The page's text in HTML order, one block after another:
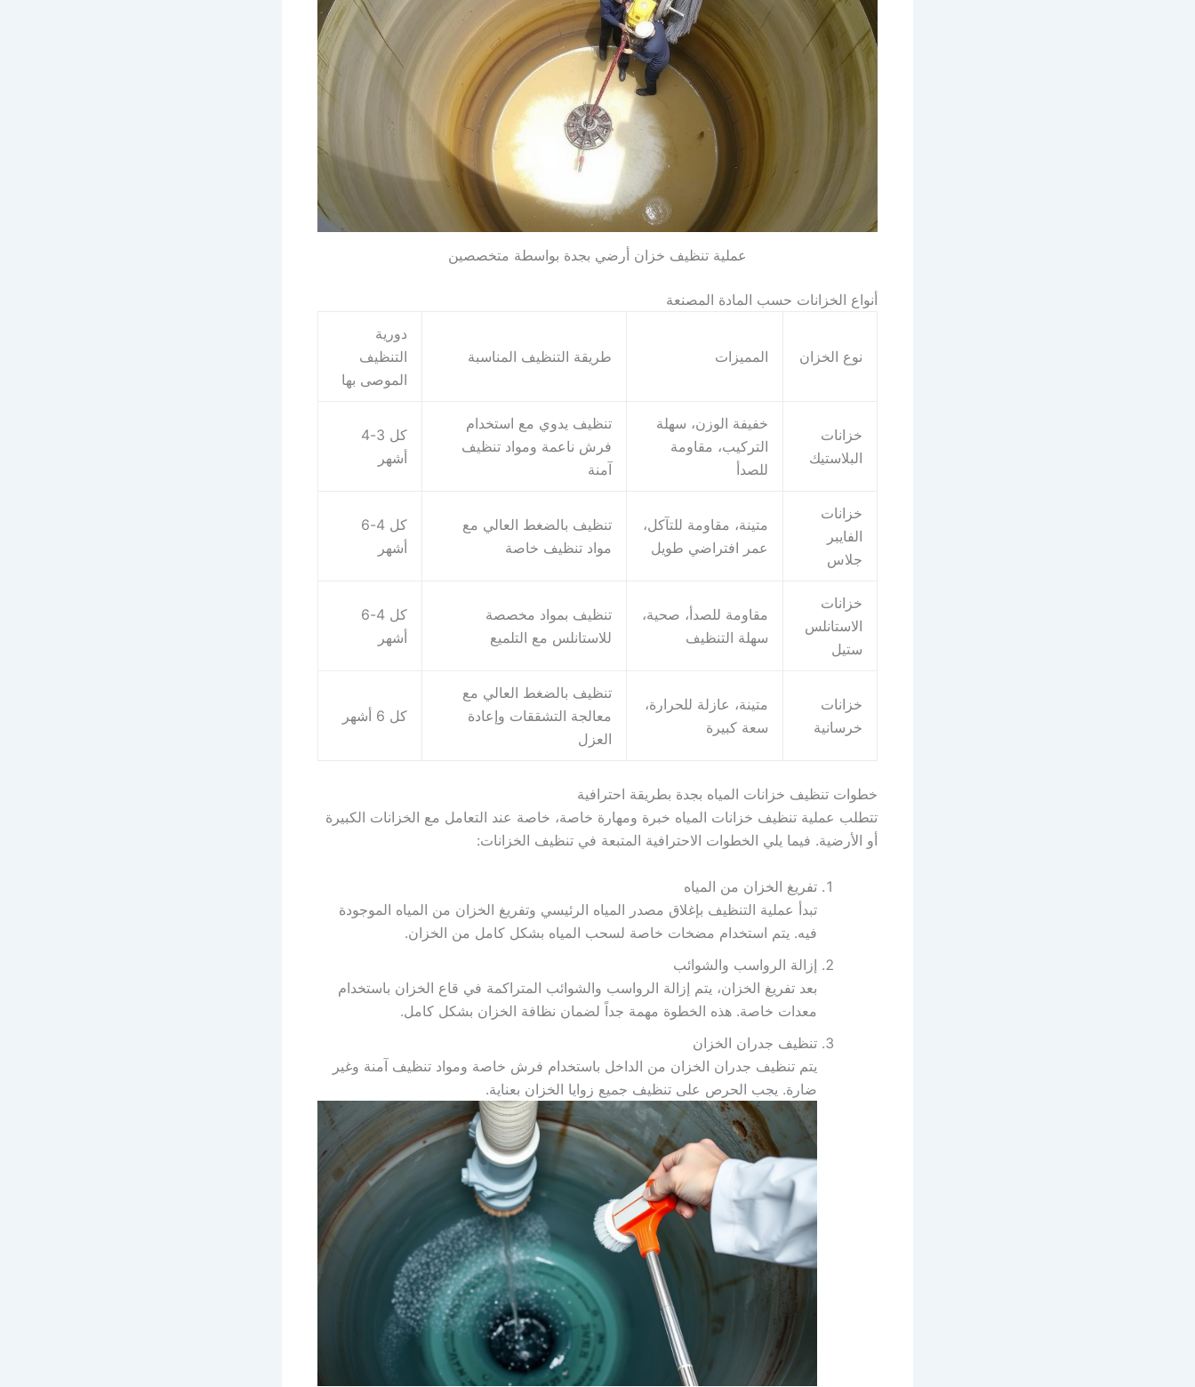
عملية تنظيف خزان أرضي بجدة بواسطة متخصصين
أنواع الخزانات حسب المادة المصنعة
نوع الخزان المميزات طريقة التنظيف المناسبة
دورية
التنظيف
الموصى بها
خزانات
البلاستيك
خفيفة الوزن، سهلة
التركيب، مقاومة
للصدأ
تنظيف يدوي مع استخدام
فرش ناعمة ومواد تنظيف
آمنة
كل 3-4
أشهر
خزانات
الفايبر
جلاس
متينة، مقاومة للتآكل،
عمر افتراضي طويل
تنظيف بالضغط العالي مع
مواد تنظيف خاصة
كل 4-6
أشهر
خزانات
الاستانلس
ستيل
مقاومة للصدأ، صحية،
سهلة التنظيف
تنظيف بمواد مخصصة
للاستانلس مع التلميع
كل 4-6
أشهر
خزانات
خرسانية
متينة، عازلة للحرارة،
سعة كبيرة
تنظيف بالضغط العالي مع
معالجة التشققات وإعادة
العزل
كل 6 أشهر
خطوات تنظيف خزانات المياه بجدة بطريقة احترافية
تتطلب عملية تنظيف خزانات المياه خبرة ومهارة خاصة، خاصة عند التعامل مع الخزانات الكبيرة
أو الأرضية. فيما يلي الخطوات الاحترافية المتبعة في تنظيف الخزانات:
تفريغ الخزان من المياه
تبدأ عملية التنظيف بإغلاق مصدر المياه الرئيسي وتفريغ الخزان من المياه الموجودة
فيه. يتم استخدام مضخات خاصة لسحب المياه بشكل كامل من الخزان.
إزالة الرواسب والشوائب
بعد تفريغ الخزان، يتم إزالة الرواسب والشوائب المتراكمة في قاع الخزان باستخدام
معدات خاصة. هذه الخطوة مهمة جداً لضمان نظافة الخزان بشكل كامل.
تنظيف جدران الخزان
يتم تنظيف جدران الخزان من الداخل باستخدام فرش خاصة ومواد تنظيف آمنة وغير
ضارة. يجب الحرص على تنظيف جميع زوايا الخزان بعناية.